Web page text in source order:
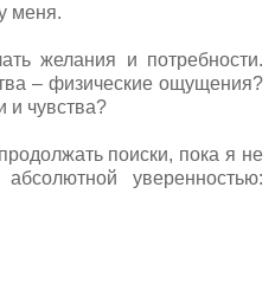
меня.
желания и потребности.
– физические ощущения?
и чувства?
поиски, пока я не
уверенностью: